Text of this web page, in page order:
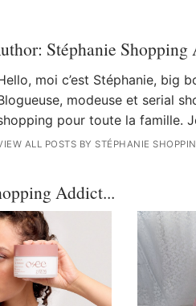
Stéphanie Shopping
moi c’est Stéphanie, big
modeuse et serial
pour toute la famille.
ALL POSTS BY STÉPHANIE
Addict...